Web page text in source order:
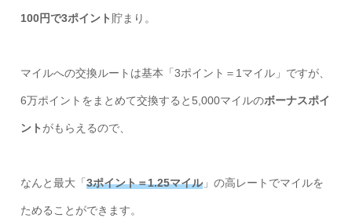
100円で3ポイント 貯まり。
マイルへの交換ルートは基本「3ポイント＝1マイル」ですが、
6万ポイントをまとめて交換すると5,000マイルのボーナスポイ
ント がもらえるので、
なんと最大「 3ポイント＝1.25マイル」の高レートでマイルを
ためることができます。